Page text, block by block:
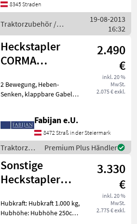
180 € 1980, - inkl. MwSt.
8345 Straden
Traktorzubehör /
Aedes
19-08-2013
16:32
Heckstapler
CORMA
1,8m 700kg
2.490
€
inkl. 20 %
MwSt.
2.075 € exkl.
2 Bewegung, Heben-
Senken, klappbare Gabeln
Fabijan e.U.
8472 Straß in der Steiermark
Traktorzubehör
/ Corma
Premium Plus Händler
Sonstige
Heckstapler
kg 2,5m
3.330
€
inkl. 20 %
MwSt.
2.775 € exkl.
Hubkraft: Hubkraft 1.000 kg,
Hubhöhe: Hubhöhe 250cm